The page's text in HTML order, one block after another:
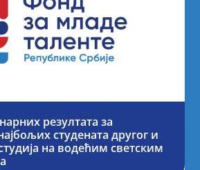
резултата за
студената другог и
на водећим светским